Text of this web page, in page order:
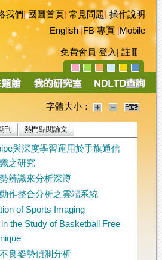
我們|國圖首頁 常見問題|操作說明
English|FB 專頁|Mobile
免費會員 登入 註冊
字體大小：
刊 熱門點閱論文
與深度學習運用於手旗通信
之研究
辨識來分析深蹲
作整合分析之雲端系統
of Sports Imaging
the Study of Basketball Free
良姿勢偵測分析